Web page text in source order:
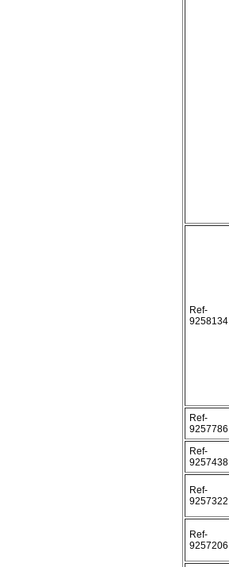
Ref-
9258134
Ref-
9257786
Ref-
9257438
Ref-
9257322
Ref-
9257206